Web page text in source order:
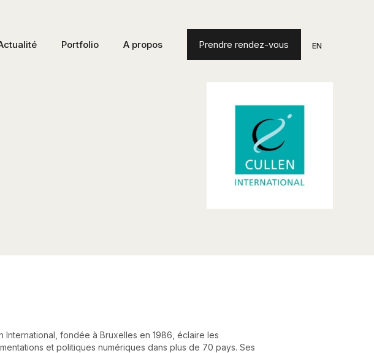
Portfolio A propos Prendre rendez-vous EN
International, fondée à Bruxelles en 1986, éclaire les
et politiques numériques dans plus de 70 pays. Ses